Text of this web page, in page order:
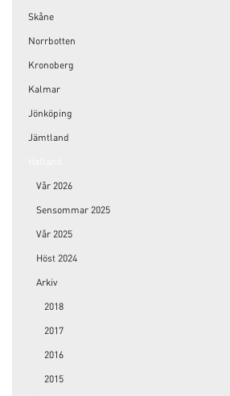
Skåne
Norrbotten
Kronoberg
Kalmar
Jönköping
Jämtland
Vår 2026
Sensommar 2025
Vår 2025
Höst 2024
Arkiv
2018
2017
2016
2015